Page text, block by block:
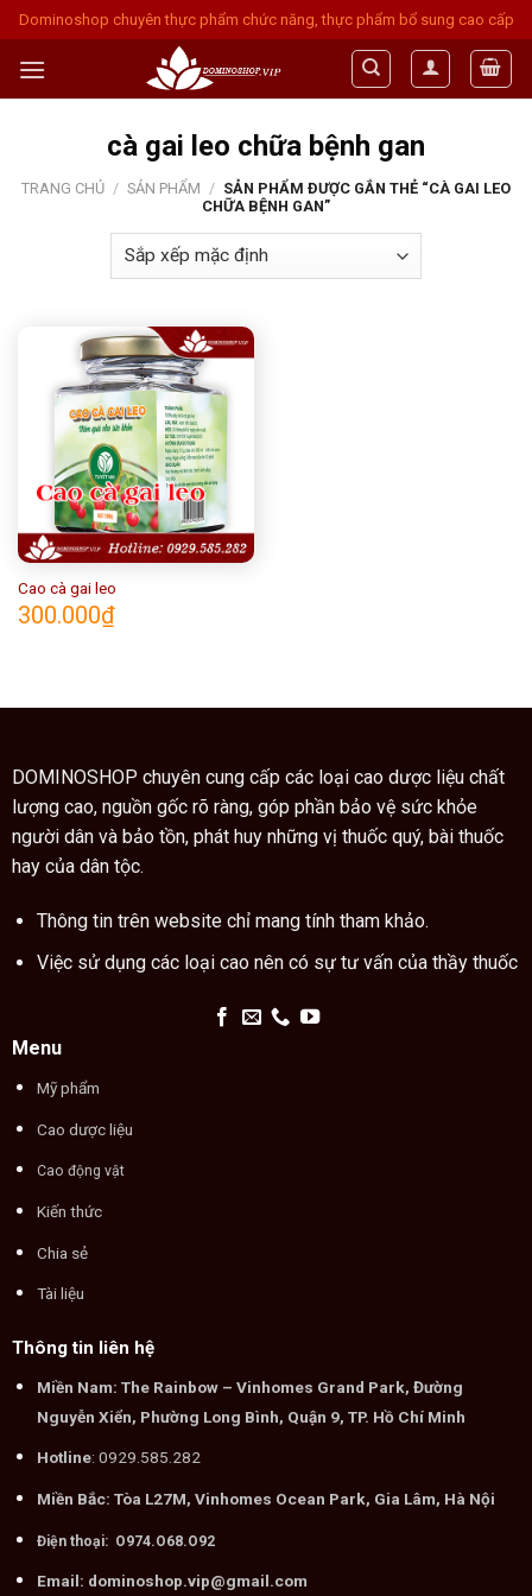
Skip
to
content
Dominoshop chuyên thực phẩm chức năng, thực phẩm bổ sung cao cấp
cà gai leo chữa bệnh gan
TRANG CHỦ / SẢN PHẨM / SẢN PHẨM ĐƯỢC GẮN THẺ “CÀ GAI LEO
CHỮA BỆNH GAN”
Cao cà gai leo
300.000₫
DOMINOSHOP chuyên cung cấp các loại cao dược liệu chất
lượng cao, nguồn gốc rõ ràng, góp phần bảo vệ sức khỏe
người dân và bảo tồn, phát huy những vị thuốc quý, bài thuốc
hay của dân tộc.
Thông tin trên website chỉ mang tính tham khảo.
Việc sử dụng các loại cao nên có sự tư vấn của thầy thuốc
Menu
Mỹ phẩm
Cao dược liệu
Cao động vật
Kiến thức
Chia sẻ
Tài liệu
Thông tin liên hệ
Miền Nam: The Rainbow – Vinhomes Grand Park, Đường
Nguyễn Xiển, Phường Long Bình, Quận 9, TP. Hồ Chí Minh
Hotline: 0929.585.282
Miền Bắc: Tòa L27M, Vinhomes Ocean Park, Gia Lâm, Hà Nội
Điện thoại: O974.O68.O92
Email: dominoshop.vip@gmail.com